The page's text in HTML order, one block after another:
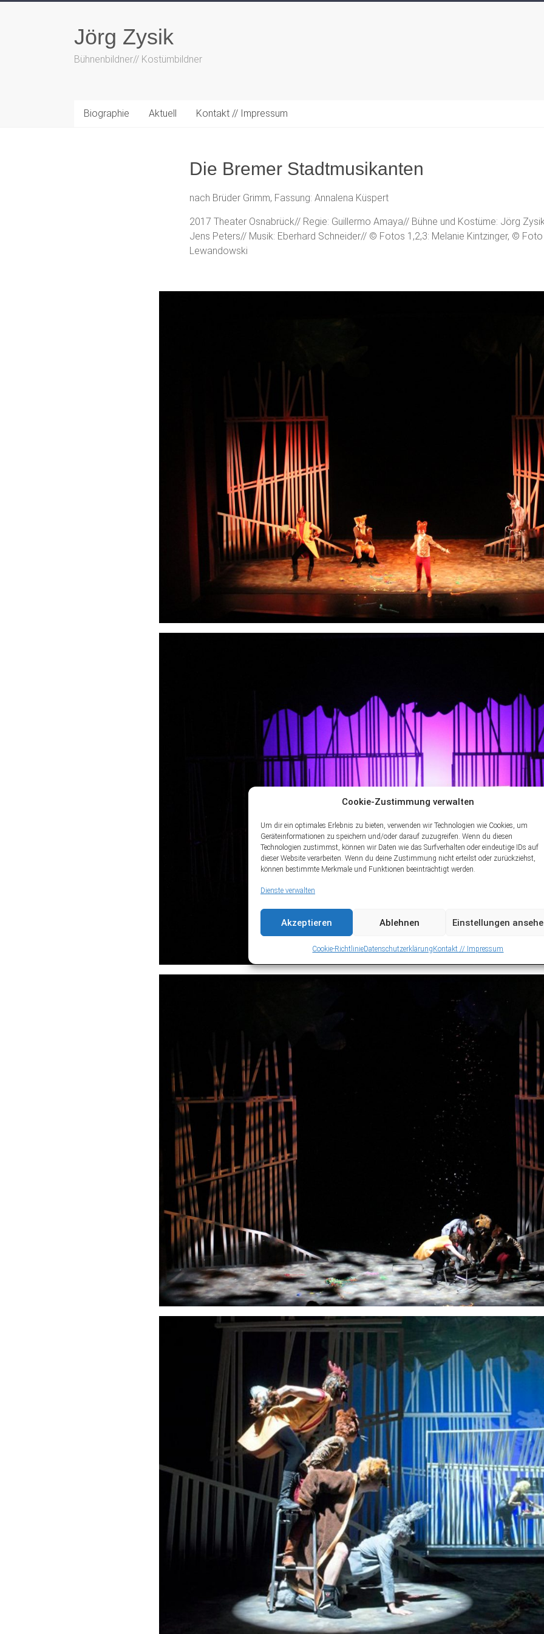
Cookie-Zustimmung verwalten
Um dir ein optimales Erlebnis zu bieten, verwenden wir Technologien wie Cookies, um
Geräteinformationen zu speichern und/oder darauf zuzugreifen. Wenn du diesen
Technologien zustimmst, können wir Daten wie das Surfverhalten oder eindeutige IDs auf
dieser Website verarbeiten. Wenn du deine Zustimmung nicht erteilst oder zurückziehst,
können bestimmte Merkmale und Funktionen beeinträchtigt werden.
Dienste verwalten
Akzeptieren Ablehnen Einstellungen
Cookie-RichtlinieDatenschutzerklärung Kontakt // Impressum
Jörg Zysik
Bühnenbildner// Kostümbildner
Biographie Aktuell Kontakt // Impressum
Die Bremer Stadtmusikanten
nach Brüder Grimm, Fassung: Annalena Küspert
2017 Theater Osnabrück// Regie: Guillermo Amaya// Bühne und Kostüme: Jörg
Jens Peters// Musik: Eberhard Schneider// © Fotos 1,2,3: Melanie Kintzinger, ©
Lewandowski